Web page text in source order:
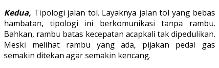
Kedua, Tipologi jalan tol. Layaknya jalan tol yang bebas
hambatan, tipologi ini berkomunikasi tanpa rambu.
Bahkan, rambu batas kecepatan acapkali tak dipedulikan.
Meski melihat rambu yang ada, pijakan pedal gas
semakin ditekan agar semakin kencang.